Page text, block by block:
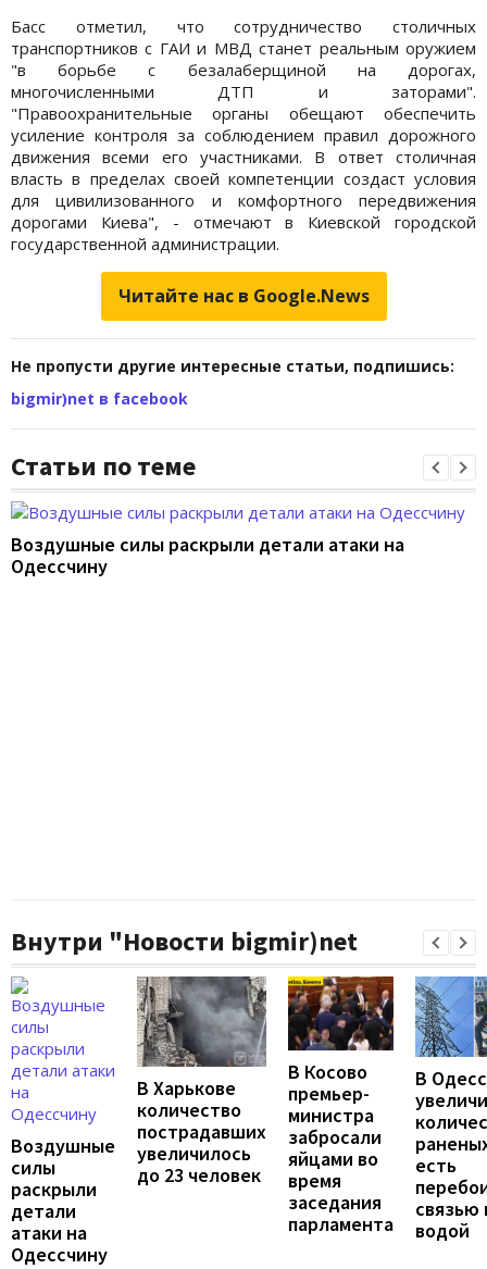
Басс отметил, что сотрудничество столичных
транспортников с ГАИ и МВД станет реальным оружием
"в борьбе с безалаберщиной на дорогах,
многочисленными ДТП и заторами".
"Правоохранительные органы обещают обеспечить
усиление контроля за соблюдением правил дорожного
движения всеми его участниками. В ответ столичная
власть в пределах своей компетенции создаст условия
для цивилизованного и комфортного передвижения
дорогами Киева", - отмечают в Киевской городской
государственной администрации.
Читайте нас в Google.News
Не пропусти другие интересные статьи, подпишись:
bigmir)net в facebook
Статьи по теме
Воздушные силы раскрыли детали атаки на
Одессчину
Внутри "Новости bigmir)net
Воздушные
силы
раскрыли
детали
атаки на
Одессчину
В Харькове
количество
пострадавших
увеличилось
до 23 человек
В Косово
премьер-
министра
забросали
яйцами во
время
заседания
парламента
В
есть
связью
водой